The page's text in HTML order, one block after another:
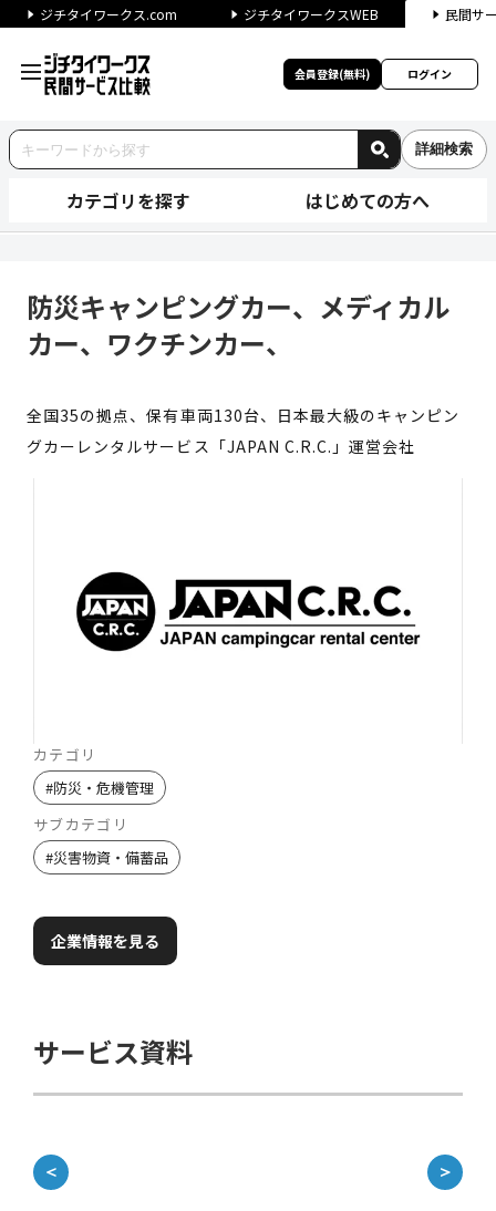
ジチタイワークス.com ジチタイワークスWEB 民間サ
会員登録(無料) ログイン
詳細検索
カテゴリを探す はじめての方へ
防災キャンピングカー、メディカル
カー、ワクチンカー、
全国35の拠点、保有車両130台、日本最大級のキャンピン
グカーレンタルサービス「JAPAN C.R.C.」運営会社
カテゴリ
#防災・危機管理
サブカテゴリ
#災害物資・備蓄品
企業情報を見る
サービス資料
＜ ＞